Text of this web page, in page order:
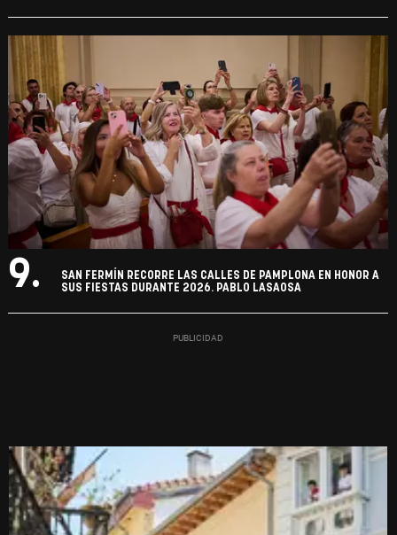
9.
SAN FERMÍN RECORRE LAS CALLES DE PAMPLONA EN HONOR A
SUS FIESTAS DURANTE 2026. PABLO LASAOSA